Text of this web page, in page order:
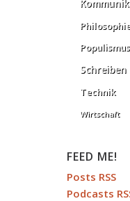
Populismus
Schreiben
Technik
Wirtschaft
FEED ME!
Posts RSS
Podcasts